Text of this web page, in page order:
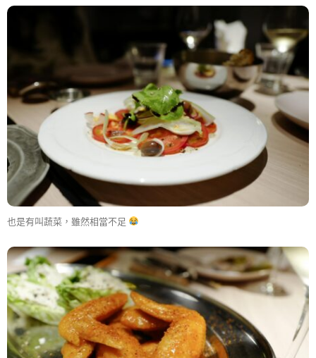
也是有叫蔬菜，雖然相當不足